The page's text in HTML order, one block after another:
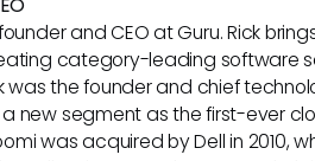
and CEO at Guru. Rick
category-leading software
was the founder and chief
new segment as the first-ever
was acquired by Dell in 2010,